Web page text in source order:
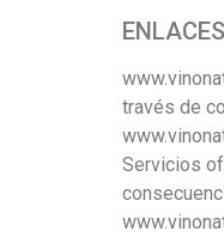
través de
Servicios